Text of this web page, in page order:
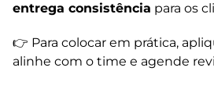
entrega consistência para os
👉 Para colocar em prática,
alinhe com o time e agende